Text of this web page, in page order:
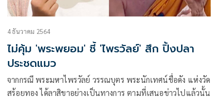
4 ธันวาคม 2564
ไม่คุ้ม 'พระพยอม' ชี้ 'ไพรวัลย์' สึก ปิ้งปลา
ประชดแมว
จากกรณี พระมหาไพรวัลย์ วรรณบุตร พระนักเทศน์ชื่อดัง แห่งวัด
สร้อยทอง ได้ลาสิขาอย่างเป็นทางการ ตามที่เสนอข่าวไปแล้วนั้น